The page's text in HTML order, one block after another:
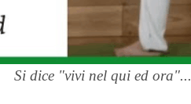
Si dice "vivi nel qui ed ora"...